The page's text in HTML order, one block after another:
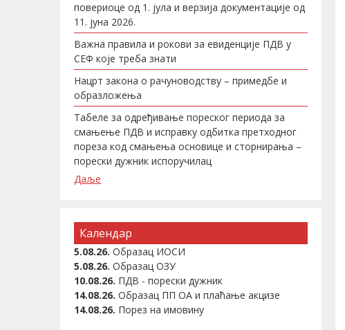
повериоце од 1. јула и верзија документације од
11. јуна 2026.
Важна правила и рокови за евиденције ПДВ у
СЕФ које треба знати
Нацрт закона о рачуноводству – примедбе и
образложења
Табеле за одређивање пореског периода за
смањење ПДВ и исправку одбитка претходног
пореза код смањења основице и сторнирања –
порески дужник испоручилац
Даље
Календар
5.08.26. Образац ИОСИ
5.08.26. Образац ОЗУ
10.08.26. ПДВ - порески дужник
14.08.26. Образац ПП ОА и плаћање акцизе
14.08.26. Порез на имовину